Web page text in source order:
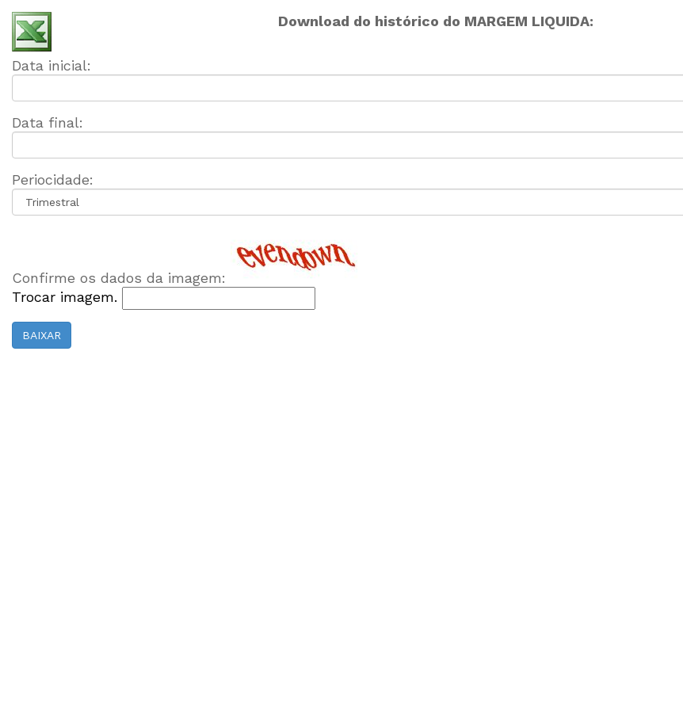
Download do histórico do MARGEM LIQUIDA:
Data inicial:
Data final:
Periocidade:
Confirme os dados da imagem:
Trocar imagem.